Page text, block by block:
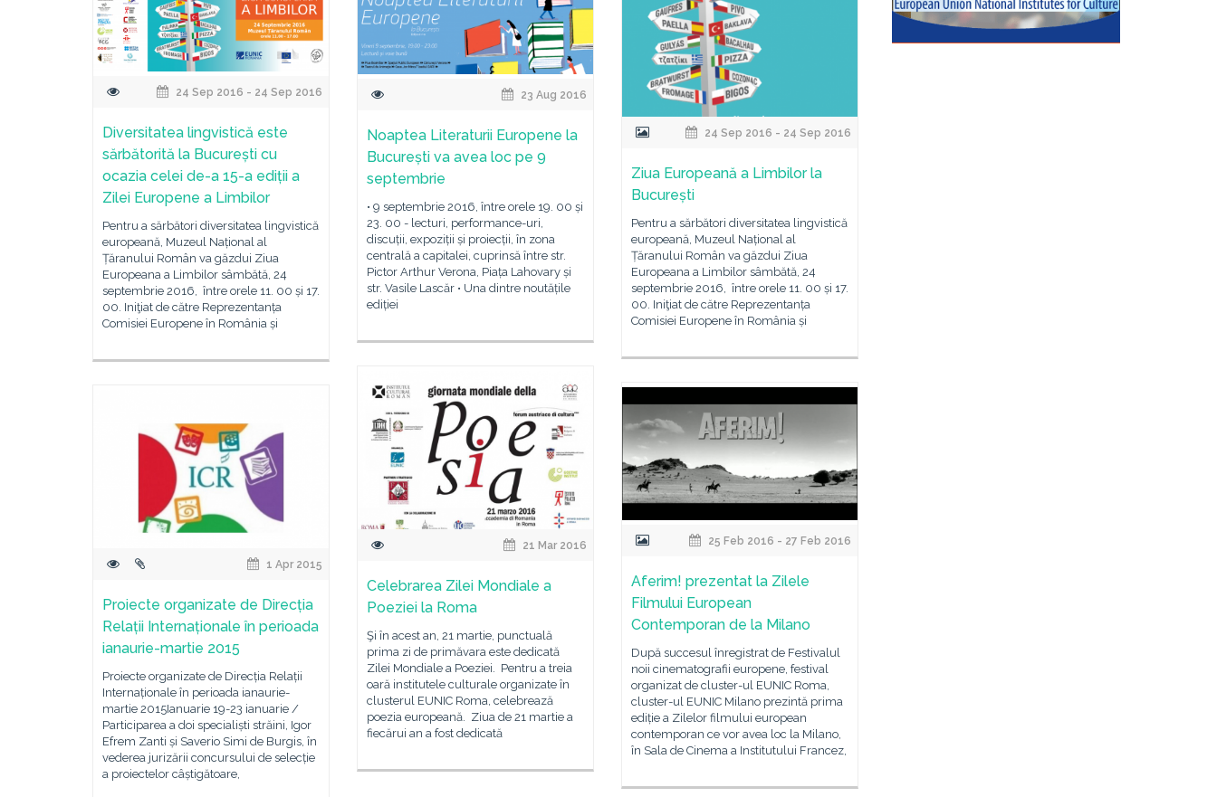
24 Sep 2016 - 24 Sep 2016
Ziua Europeană a Limbilor la
București
Pentru a sărbători diversitatea lingvistică
europeană, Muzeul Național al
Țăranului Român va găzdui Ziua
Europeana a Limbilor sâmbătă, 24
septembrie 2016, între orele 11. 00 și 17.
00. Iniţiat de către Reprezentanța
Comisiei Europene în România și
24 Sep 2016 - 24 Sep 2016
Diversitatea lingvistică este
sărbătorită la București cu
ocazia celei de-a 15-a ediții a
Zilei Europene a Limbilor
Pentru a sărbători diversitatea lingvistică
europeană, Muzeul Național al
Țăranului Român va găzdui Ziua
Europeana a Limbilor sâmbătă, 24
septembrie 2016, între orele 11. 00 și 17.
00. Iniţiat de către Reprezentanța
Comisiei Europene în România și
23 Aug 2016
Noaptea Literaturii Europene la
București va avea loc pe 9
septembrie
• 9 septembrie 2016, între orele 19. 00 și
23. 00 - lecturi, performance-uri,
discuții, expoziții și proiecții, în zona
centrală a capitalei, cuprinsă între str.
Pictor Arthur Verona, Piața Lahovary și
str. Vasile Lascăr • Una dintre noutățile
ediției
21 Mar 2016
Celebrarea Zilei Mondiale a
Poeziei la Roma
Şi în acest an, 21 martie, punctuală
prima zi de primăvara este dedicată
Zilei Mondiale a Poeziei. Pentru a treia
oară institutele culturale organizate în
clusterul EUNIC Roma, celebrează
poezia europeană. Ziua de 21 martie a
fiecărui an a fost dedicată
25 Feb 2016 - 27 Feb 2016
Aferim! prezentat la Zilele
Filmului European
Contemporan de la Milano
După succesul înregistrat de Festivalul
noii cinematografii europene, festival
organizat de cluster-ul EUNIC Roma,
cluster-ul EUNIC Milano prezintă prima
ediție a Zilelor filmului european
contemporan ce vor avea loc la Milano,
în Sala de Cinema a Institutului Francez,
1 Apr 2015
Proiecte organizate de Direcția
Relații Internaționale în perioada
ianaurie-martie 2015
Proiecte organizate de Direcția Relații
Internaționale în perioada ianaurie-
martie 2015Ianuarie 19-23 ianuarie /
Participarea a doi specialiști străini, Igor
Efrem Zanti și Saverio Simi de Burgis, în
vederea jurizării concursului de selecție
a proiectelor câștigătoare,